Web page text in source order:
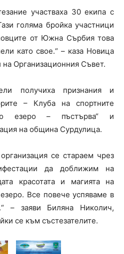
участваха 30 екипа с
голяма бройка участници
от Южна Сърбия това
като свое.“ – каза Новица
Организационния Съвет.
получиха признания и
– Клуба на спортните
езеро – пъстърва“ и
на община Сурдулица.
се стараем чрез
да доближим на
красотата и магията на
Все повече успяваме в
– заяви Биляна Николич,
се към състезателите.